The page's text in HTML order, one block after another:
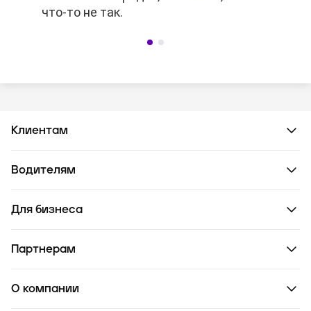
что-то не так.
что-то не так.
Клиентам
Водителям
Для бизнеса
Партнерам
О компании